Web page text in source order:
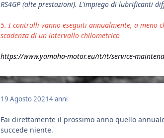
RS4GP (alte prestazioni). L'impiego di lubrificanti
5. I controlli vanno eseguiti annualmente, a meno
scadenza di un intervallo chilometrico
https://www.yamaha-motor.eu/it/it/service-
19 Agosto 20214 anni
Fai direttamente il prossimo anno quello
succede niente.